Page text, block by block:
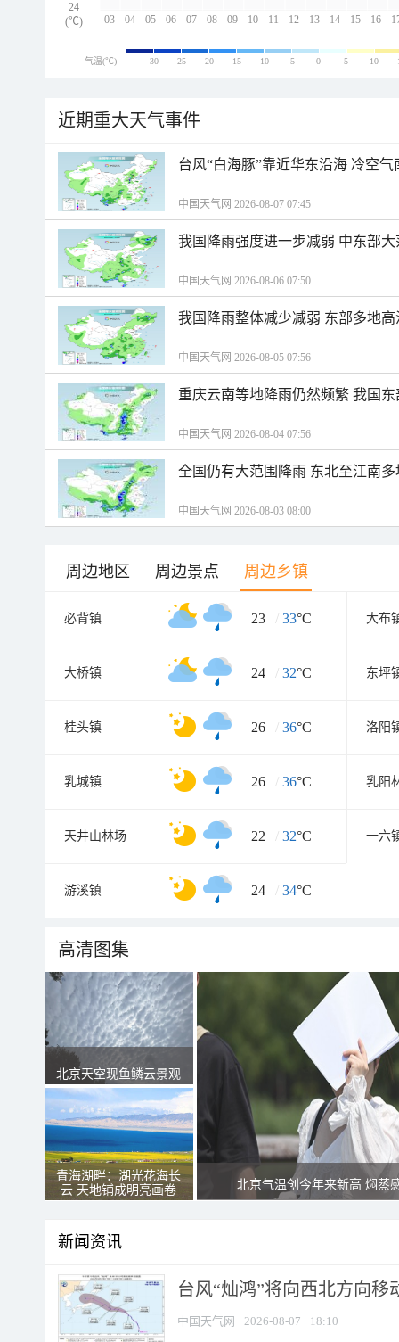
03 04 05 06 07 08 09 10 11 12 13 14 15 16
24
(℃)
气温(℃) -30 -25 -20 -15 -10 -5 0 5 10
近期重大天气事件
台风“白海豚”靠近华东沿海 冷空
中国天气网 2026-08-07 07:45
我国降雨强度进一步减弱 中东部
中国天气网 2026-08-06 07:50
我国降雨整体减少减弱 东部多地
中国天气网 2026-08-05 07:56
重庆云南等地降雨仍然频繁 我国
中国天气网 2026-08-04 07:56
全国仍有大范围降雨 东北至江南
中国天气网 2026-08-03 08:00
周边地区 周边景点 周边乡镇
必背镇 23 / 33°C 大布
大桥镇 24 / 32°C 东坪
桂头镇 26 / 36°C 洛阳
乳城镇 26 / 36°C 乳阳
天井山林场 22 / 32°C 一六
游溪镇 24 / 34°C
高清图集
北京天空现鱼鳞云景观
青海湖畔：湖光花海长
云 天地铺成明亮画卷
北京气温创今年来新高 焖蒸
新闻资讯
台风“灿鸿”将向西北方向移
中国天气网 2026-08-07 18:10